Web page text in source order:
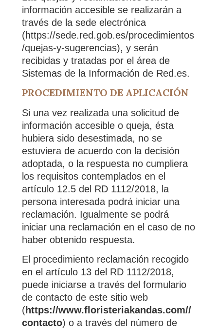
información accesible se realizarán a
través de la sede electrónica
(https://sede.red.gob.es/procedimientos
/quejas-y-sugerencias), y serán
recibidas y tratadas por el área de
Sistemas de la Información de Red.es.
PROCEDIMIENTO DE APLICACIÓN
Si una vez realizada una solicitud de
información accesible o queja, ésta
hubiera sido desestimada, no se
estuviera de acuerdo con la decisión
adoptada, o la respuesta no cumpliera
los requisitos contemplados en el
artículo 12.5 del RD 1112/2018, la
persona interesada podrá iniciar una
reclamación. Igualmente se podrá
iniciar una reclamación en el caso de no
haber obtenido respuesta.
El procedimiento reclamación recogido
en el artículo 13 del RD 1112/2018,
puede iniciarse a través del formulario
de contacto de este sitio web
(https://www.floristeriakandas.com//
contacto) o a través del número de